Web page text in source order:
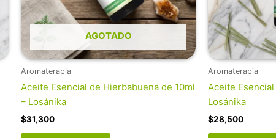
AGOTADO
Aromaterapia
Aceite Esencial de Hierbabuena de 10ml
– Losánika
$31,300
Aromaterapia
Aceite
Losánika
$28,500